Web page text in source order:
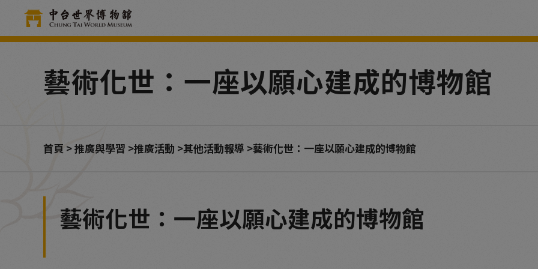
藝術化世：一座以願心建成的博物館
首頁 推廣與學習 推廣活動 其他活動報導 藝術化世：一座以願心建成的博物館
藝術化世：一座以願心建成的博物館
Cookie管理面板